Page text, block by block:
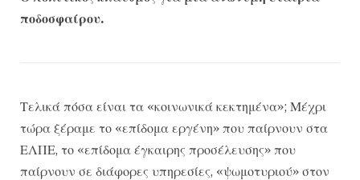
ποδοσφαίρου.
Τελικά πόσα είναι τα «κοινωνικά κεκτημένα»; Μέχρι
τώρα ξέραμε το «επίδομα εργένη» που παίρνουν στα
ΕΛΠΕ, το «επίδομα έγκαιρης προσέλευσης» που
παίρνουν σε διάφορες υπηρεσίες, «ψωμοτυριού» στον